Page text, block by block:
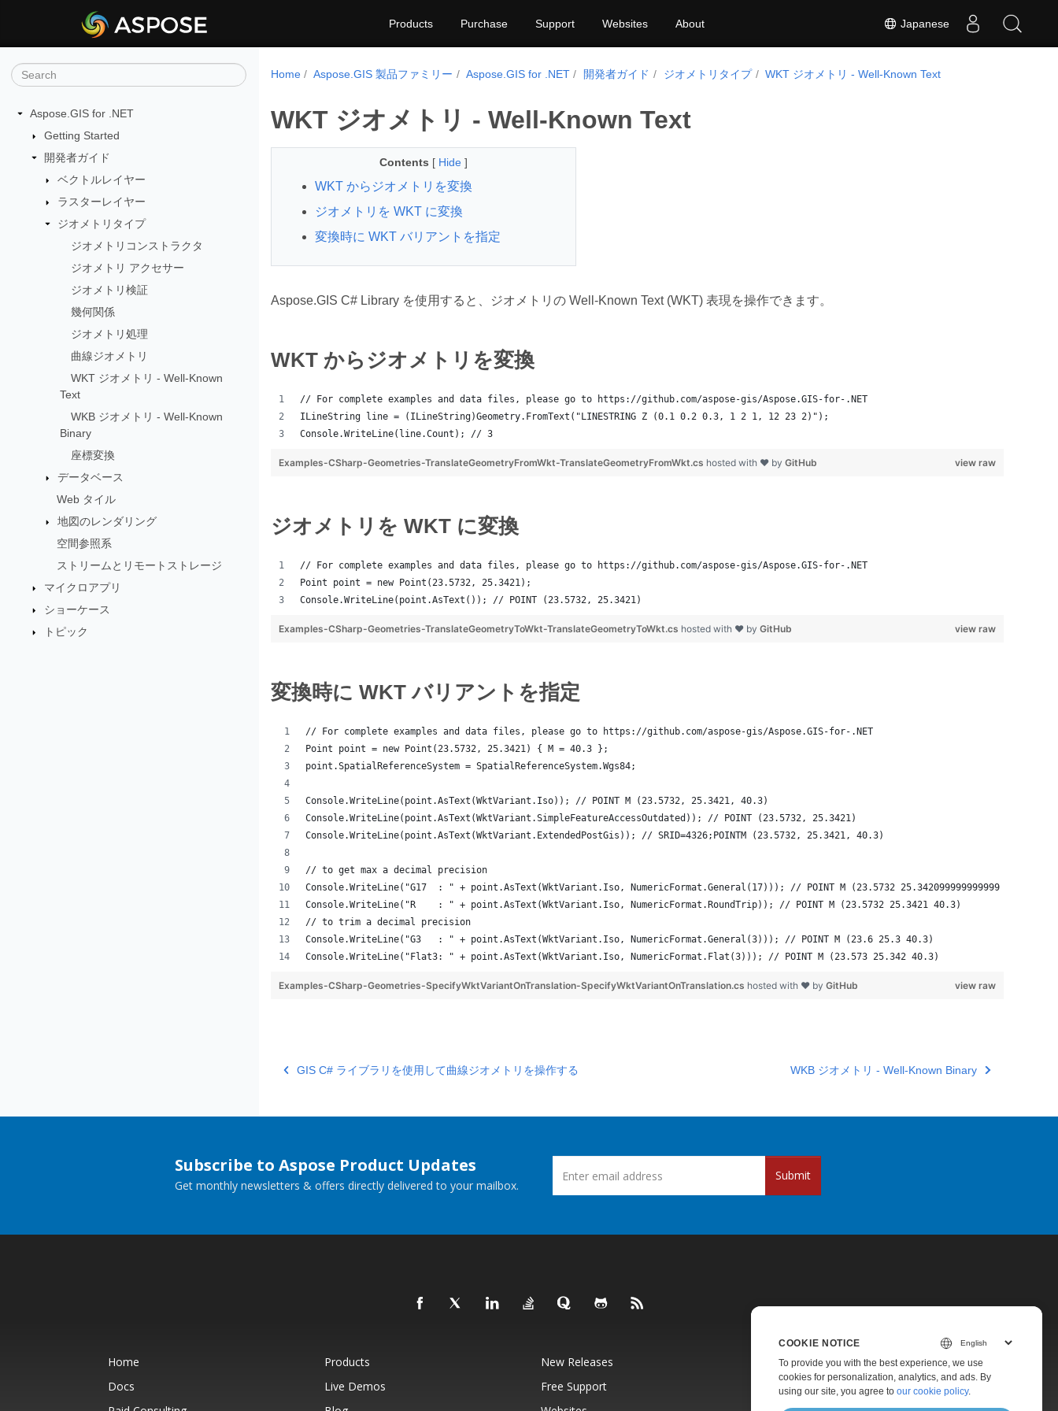
Japanese
Products Purchase Support Websites About
Aspose.GIS for .NET
Getting Started
開発者ガイド
ベクトルレイヤー
ラスターレイヤー
ジオメトリタイプ
ジオメトリコンストラクタ
ジオメトリ アクセサー
ジオメトリ検証
幾何関係
ジオメトリ処理
曲線ジオメトリ
WKT ジオメトリ - Well-Known
Text
WKB ジオメトリ - Well-Known
Binary
座標変換
データベース
Web タイル
地図のレンダリング
空間参照系
ストリームとリモートストレージ
マイクロアプリ
ショーケース
トピック
Home Aspose.GIS 製品ファミリー Aspose.GIS for .NET 開発者ガイド ジオメトリタイプ WKT ジオメトリ - Well-Known Text
WKT ジオメトリ - Well-Known Text
Contents [ Hide ]
WKT からジオメトリを変換
ジオメトリを WKT に変換
変換時に WKT バリアントを指定
Aspose.GIS C# Library を使用すると、ジオメトリの Well-Known Text (WKT) 表現を操作できます。
WKT からジオメトリを変換
// For complete examples and data files, please go to https://github.com/aspose-gis/Aspose.GIS-for-.NET
ILineString line = (ILineString)Geometry.FromText("LINESTRING Z (0.1 0.2 0.3, 1 2 1, 12 23 2)");
Console.WriteLine(line.Count); // 3
view raw
Examples-CSharp-Geometries-TranslateGeometryFromWkt-TranslateGeometryFromWkt.cs hosted with ❤ by GitHub
ジオメトリを WKT に変換
// For complete examples and data files, please go to https://github.com/aspose-gis/Aspose.GIS-for-.NET
Point point = new Point(23.5732, 25.3421);
Console.WriteLine(point.AsText()); // POINT (23.5732, 25.3421)
view raw
Examples-CSharp-Geometries-TranslateGeometryToWkt-TranslateGeometryToWkt.cs hosted with ❤ by GitHub
変換時に WKT バリアントを指定
// For complete examples and data files, please go to https://github.com/aspose-gis/Aspose.GIS-for-.NET
Point point = new Point(23.5732, 25.3421) { M = 40.3 };
point.SpatialReferenceSystem = SpatialReferenceSystem.Wgs84;
Console.WriteLine(point.AsText(WktVariant.Iso)); // POINT M (23.5732, 25.3421, 40.3)
Console.WriteLine(point.AsText(WktVariant.SimpleFeatureAccessOutdated)); // POINT (23.5732, 25.3421)
Console.WriteLine(point.AsText(WktVariant.ExtendedPostGis)); // SRID=4326;POINTM (23.5732, 25.3421, 40.3)
// to get max a decimal precision
Console.WriteLine("G17  : " + point.AsText(WktVariant.Iso, NumericFormat.General(17))); // POINT M (23.5732 25.342099999999999
Console.WriteLine("R    : " + point.AsText(WktVariant.Iso, NumericFormat.RoundTrip)); // POINT M (23.5732 25.3421 40.3)
// to trim a decimal precision
Console.WriteLine("G3   : " + point.AsText(WktVariant.Iso, NumericFormat.General(3))); // POINT M (23.6 25.3 40.3)
Console.WriteLine("Flat3: " + point.AsText(WktVariant.Iso, NumericFormat.Flat(3))); // POINT M (23.573 25.342 40.3)
view raw
Examples-CSharp-Geometries-SpecifyWktVariantOnTranslation-SpecifyWktVariantOnTranslation.cs hosted with ❤ by GitHub
GIS C# ライブラリを使用して曲線ジオメトリを操作する WKB ジオメトリ - Well-Known Binary
Subscribe to Aspose Product Updates
Get monthly newsletters & offers directly delivered to your mailbox.
Submit
Home Products New Releases
Pricing
Docs
Live Demos Free Support
Paid Support
COOKIE NOTICE
To provide you with the best experience, we use
cookies for personalization, analytics, and ads. By
using our site, you agree to our cookie policy.